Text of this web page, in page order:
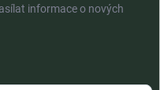
informace o nových